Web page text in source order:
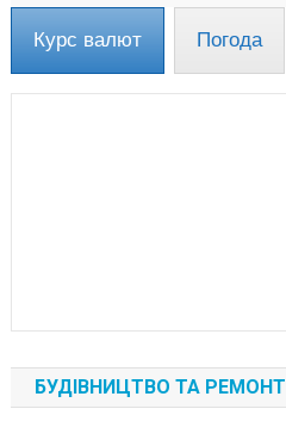
Курс валют Погода
БУДІВНИЦТВО ТА РЕМОНТ